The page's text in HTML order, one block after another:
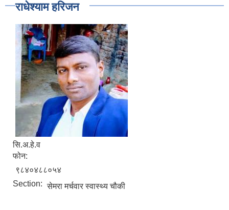
राधेश्याम हरिजन
सि.अ.हे.व
फोन:
९८४०४८८०५४
Section: सेमरा मर्चवार स्वास्थ्य चौकी